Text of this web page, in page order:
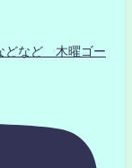
どなど 木曜ゴー